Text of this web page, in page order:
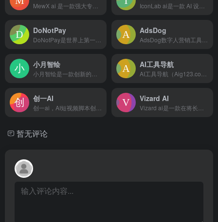
DoNotPay AdsDog
小月智绘 AI工具导航
创一AI Vizard AI
暂无评论